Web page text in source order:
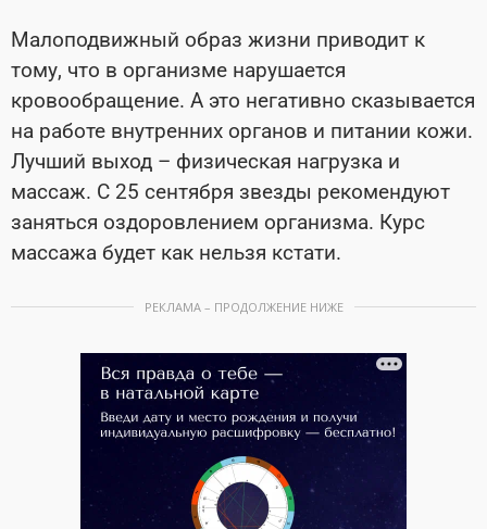
Малоподвижный образ жизни приводит к
тому, что в организме нарушается
кровообращение. А это негативно сказывается
на работе внутренних органов и питании кожи.
Лучший выход – физическая нагрузка и
массаж. С 25 сентября звезды рекомендуют
заняться оздоровлением организма. Курс
массажа будет как нельзя кстати.
РЕКЛАМА – ПРОДОЛЖЕНИЕ НИЖЕ